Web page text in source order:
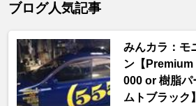
ブログ人気記事
みんカラ：モ
ン【
000 or 樹脂パ
ムトブラック】